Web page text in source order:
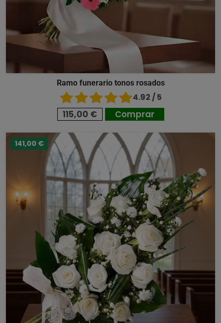
Ramo funerario tonos rosados
4.92 / 5
115,00 € Comprar
141,00 €